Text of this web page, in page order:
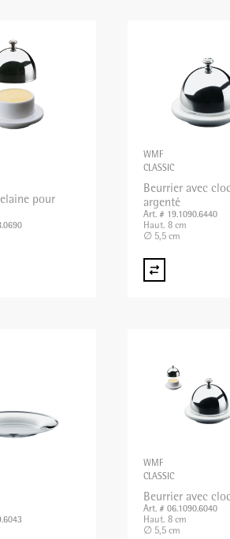
pour
WMF
CLASSIC
Beurrier avec
argenté
Art. # 19.1090.6440
Haut. 8 cm
∅ 5,5 cm
WMF
CLASSIC
Beurrier avec
Art. # 06.1090.6040
Haut. 8 cm
∅ 5,5 cm